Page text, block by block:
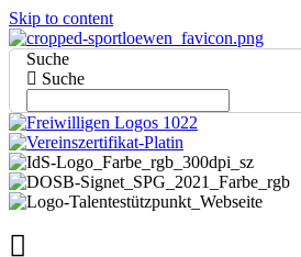
Skip to content
Suche
Suche